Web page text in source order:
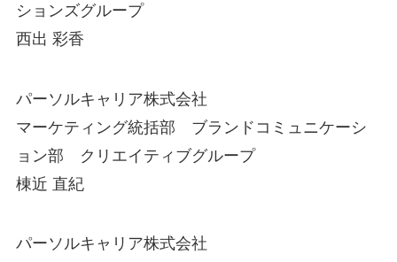
ションズグループ
西出 彩香
パーソルキャリア株式会社
マーケティング統括部 ブランドコミュニケーシ
ョン部 クリエイティブグループ
棟近 直紀
パーソルキャリア株式会社